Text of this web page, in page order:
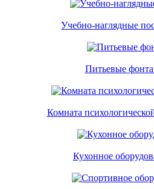
Учебно-наглядные
Питьевые
Комната
Кухонное